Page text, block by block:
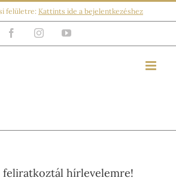
felületre: Kattints ide a bejelentkezéshez
FacebookInstagramYouTube
feliratkoztál hírlevelemre!